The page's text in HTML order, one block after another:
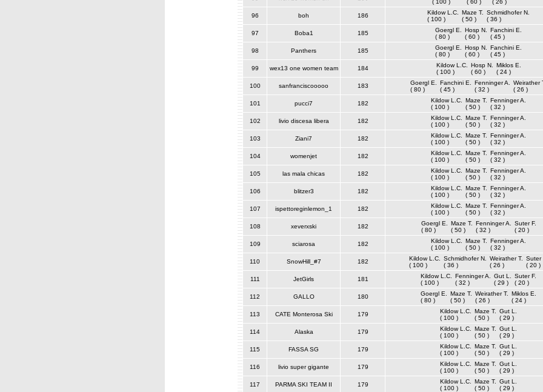
( 100 )
( 60 )
( 26 )
96 boh 186
Kildow L.C.
( 100 )
Maze T.
( 50 )
Schmidhofer N.
( 36 )
97 Boba1 185
Goergl E.
( 80 )
Hosp N.
( 60 )
Fanchini E.
( 45 )
98 Panthers 185
Goergl E.
( 80 )
Hosp N.
( 60 )
Fanchini E.
( 45 )
99 wex13 one women team 184
Kildow L.C.
( 100 )
Hosp N.
( 60 )
Miklos E.
( 24 )
100 sanfranciscooooo 183
Goergl E.
( 80 )
Fanchini E.
( 45 )
Fenninger A.
( 32 )
Weirather
( 26 )
101 pucci7 182
Kildow L.C.
( 100 )
Maze T.
( 50 )
Fenninger A.
( 32 )
102 livio discesa libera 182
Kildow L.C.
( 100 )
Maze T.
( 50 )
Fenninger A.
( 32 )
103 Ziani7 182
Kildow L.C.
( 100 )
Maze T.
( 50 )
Fenninger A.
( 32 )
104 womenjet 182
Kildow L.C.
( 100 )
Maze T.
( 50 )
Fenninger A.
( 32 )
105 las mala chicas 182
Kildow L.C.
( 100 )
Maze T.
( 50 )
Fenninger A.
( 32 )
106 blitzer3 182
Kildow L.C.
( 100 )
Maze T.
( 50 )
Fenninger A.
( 32 )
107 ispettoreginlemon_1 182
Kildow L.C.
( 100 )
Maze T.
( 50 )
Fenninger A.
( 32 )
108 xeverxski 182
Goergl E.
( 80 )
Maze T.
( 50 )
Fenninger A.
( 32 )
Suter F.
( 20 )
109 sciarosa 182
Kildow L.C.
( 100 )
Maze T.
( 50 )
Fenninger A.
( 32 )
110 SnowHill_#7 182
Kildow L.C.
( 100 )
Schmidhofer N.
( 36 )
Weirather T.
( 26 )
Suter
( 20 )
111 JetGirls 181
Kildow L.C.
( 100 )
Fenninger A.
( 32 )
Gut L.
( 29 )
Suter F.
( 20 )
112 GALLO 180
Goergl E.
( 80 )
Maze T.
( 50 )
Weirather T.
( 26 )
Miklos E.
( 24 )
113 CATE Monterosa Ski 179
Kildow L.C.
( 100 )
Maze T.
( 50 )
Gut L.
( 29 )
114 Alaska 179
Kildow L.C.
( 100 )
Maze T.
( 50 )
Gut L.
( 29 )
115 FASSA SG 179
Kildow L.C.
( 100 )
Maze T.
( 50 )
Gut L.
( 29 )
116 livio super gigante 179
Kildow L.C.
( 100 )
Maze T.
( 50 )
Gut L.
( 29 )
117 PARMA SKI TEAM II 179
Kildow L.C.
( 100 )
Maze T.
( 50 )
Gut L.
( 29 )